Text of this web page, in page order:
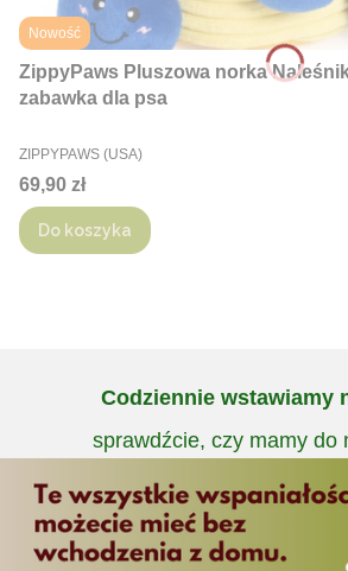
Nowość
ZippyPaws Pluszowa norka
zabawka dla psa
PRODUCENT
ZIPPYPAWS (USA)
Cena
69,90 zł
Do koszyka
Codziennie wstawiamy
sprawdźcie, czy mamy do